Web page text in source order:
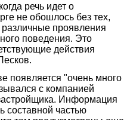
речь идет о
не обошлось без тех,
различные проявления
поведения. Это
действия
появляется "очень много
с компанией
Информация
составной частью